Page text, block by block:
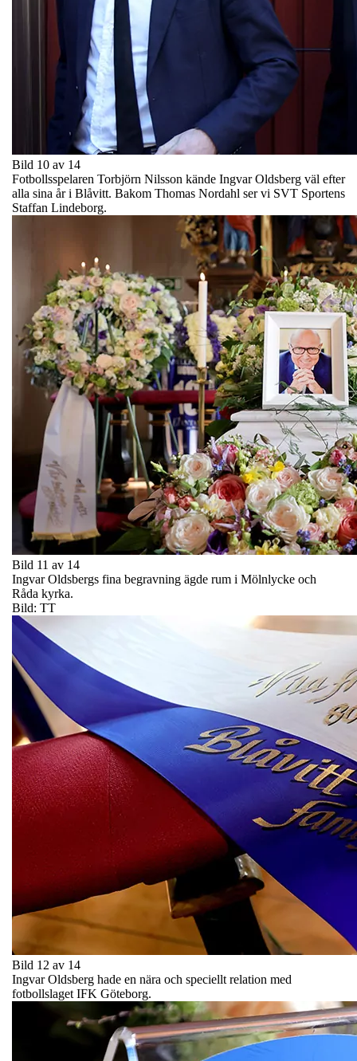
Bild 10 av 14
Fotbollsspelaren Torbjörn Nilsson kände Ingvar Oldsberg väl efter
alla sina år i Blåvitt. Bakom Thomas Nordahl ser vi SVT Sportens
Staffan Lindeborg.
Bild 11 av 14
Ingvar Oldsbergs fina begravning ägde rum i Mölnlycke och
Råda kyrka.
Bild: TT
Bild 12 av 14
Ingvar Oldsberg hade en nära och speciellt relation med
fotbollslaget IFK Göteborg.